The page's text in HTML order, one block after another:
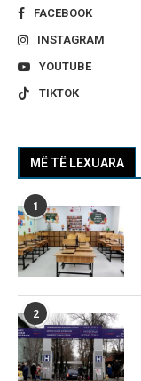
FACEBOOK
INSTAGRAM
YOUTUBE
TIKTOK
MË TË LEXUARA
1
2